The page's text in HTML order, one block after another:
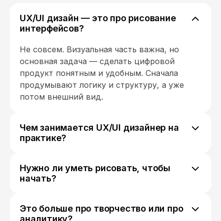
поступление средств. Так вот,
возврат осуществляется в
момента получения корректного
заявления и полного пакета
документов. Я отправила
документы 30 апреля, сегодня 17
июня денег нет! На вопрос когда
будет возврат денег, точную
надо вам это или нет. Но я не
рекомендую данную "академию".
UX/UI дизайн — это про рисование
интерфейсов?
Не совсем. Визуальная часть важна, но
основная задача — сделать цифровой
продукт понятным и удобным. Сначала
продумывают логику и структуру, а уже
потом внешний вид.
Чем занимается UX/UI дизайнер на
практике?
поведения пользователей, проектирование
сценариев взаимодействия, создание
интерфейсов.
Нужно ли уметь рисовать, чтобы
начать?
работать в специальных программах для
Это больше про творчество или про
аналитику?